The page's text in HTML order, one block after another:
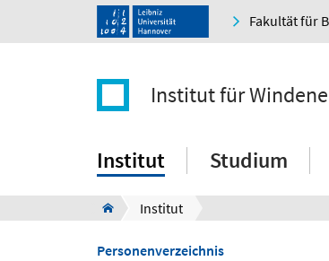
Fakultät für
Institut für
Institut Studium
Institut
Personenverzeichnis